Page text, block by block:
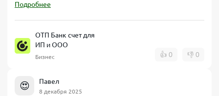
Подробнее
ОТП Банк счет для
ИП и ООО
Бизнес 👍 0 👎 0
😍 Павел
8 декабря 2025